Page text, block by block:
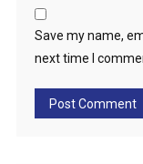
Save my name,
next time I